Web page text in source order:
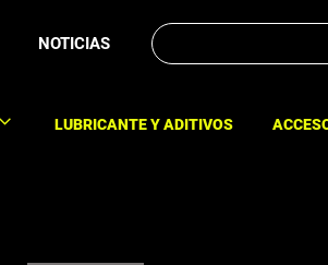
NOTICIAS Buscar:
LUBRICANTE Y ADITIVOS